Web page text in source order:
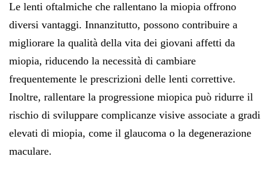
Le lenti oftalmiche che rallentano la miopia offrono
diversi vantaggi. Innanzitutto, possono contribuire a
migliorare la qualità della vita dei giovani affetti da
miopia, riducendo la necessità di cambiare
frequentemente le prescrizioni delle lenti correttive.
Inoltre, rallentare la progressione miopica può ridurre il
rischio di sviluppare complicanze visive associate a gradi
elevati di miopia, come il glaucoma o la degenerazione
maculare.